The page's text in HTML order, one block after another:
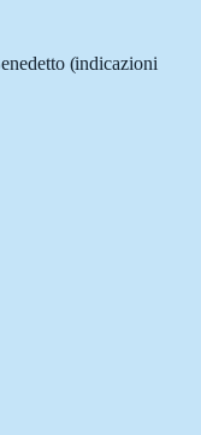
(indicazioni